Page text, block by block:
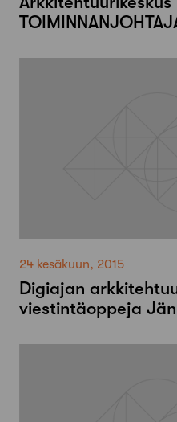
24 kesäkuun, 2015
Digiajan
viestintäoppeja